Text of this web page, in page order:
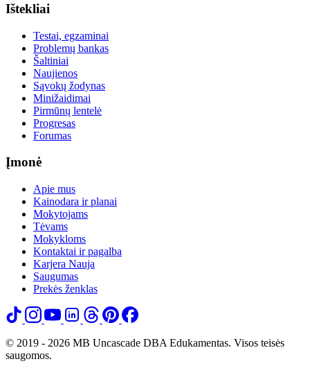
Ištekliai
Testai, egzaminai
Problemų bankas
Šaltiniai
Naujienos
Sąvokų žodynas
Minižaidimai
Pirmūnų lentelė
Progresas
Forumas
Įmonė
Apie mus
Kainodara ir planai
Mokytojams
Tėvams
Mokykloms
Kontaktai ir pagalba
Karjera Nauja
Saugumas
Prekės ženklas
© 2019 - 2026 MB Uncascade DBA Edukamentas. Visos teisės
saugomos.